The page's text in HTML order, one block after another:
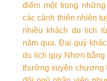
điểm một trong
các cảnh thiên nhiên
nhiều khách du lịch
năm qua. Đại quý
du lịch quy Nhơn
thường xuyên chương